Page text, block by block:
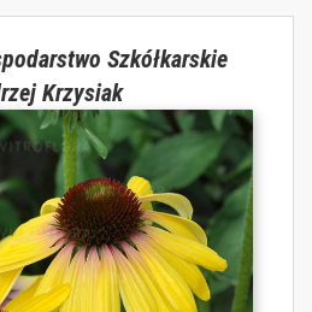
Szkółkarskie
Krzysiak